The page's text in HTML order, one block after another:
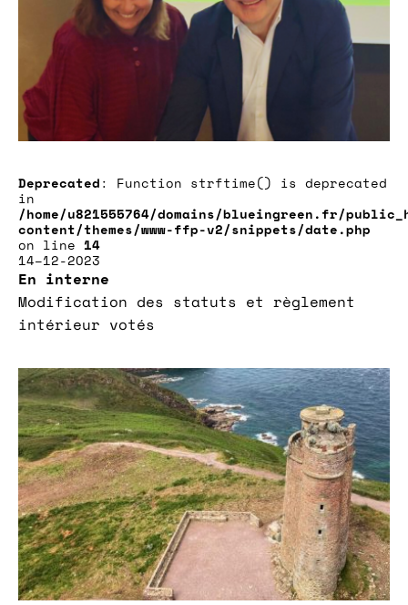
Deprecated: Function strftime() is deprecated
in
/home/u821555764/domains/blueingreen.fr/
content/themes/www-ffp-v2/snippets/date.php
on line 14
14–12-2023
En interne
Modification des statuts et règlement
intérieur votés